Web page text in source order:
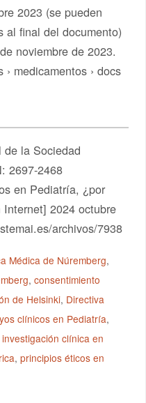
2023 (se pueden
al final del documento)
noviembre de 2023.
medicamentos › docs
la Sociedad
2697-2468
en Pediatría, ¿por
2024 octubre
archivos/7938
Médica de Núremberg,
,consentimiento
de Helsinki, Directiva
clínicos en Pediatría,
investigación clínica en
,principios éticos en